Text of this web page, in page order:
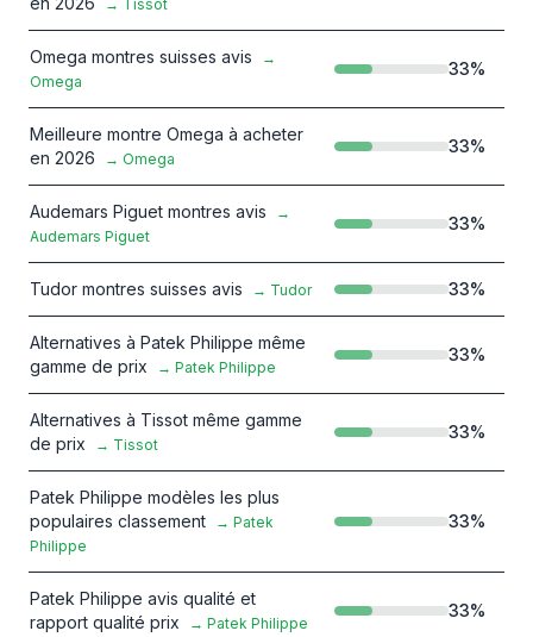
→ Tissot
Omega montres suisses avis
→
Omega
33%
Meilleure montre Omega à acheter
en 2026
→ Omega
33%
Audemars Piguet montres avis
→
Audemars Piguet
33%
Tudor montres suisses avis → Tudor 33%
Alternatives à Patek Philippe même
gamme de prix
→ Patek Philippe
33%
Alternatives à Tissot même gamme
de prix
→ Tissot
33%
Patek Philippe modèles les plus
populaires classement
→ Patek
Philippe
33%
Patek Philippe avis qualité et
rapport qualité prix
→ Patek Philippe
33%